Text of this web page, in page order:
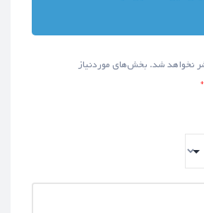
نخواهد شد. بخش‌های موردنیاز
*